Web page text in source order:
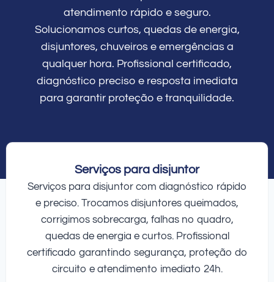
atendimento rápido e seguro.
Solucionamos curtos, quedas de energia,
disjuntores, chuveiros e emergências a
qualquer hora. Profissional certificado,
diagnóstico preciso e resposta imediata
para garantir proteção e tranquilidade.
Serviços para disjuntor
Serviços para disjuntor com diagnóstico rápido
e preciso. Trocamos disjuntores queimados,
corrigimos sobrecarga, falhas no quadro,
quedas de energia e curtos. Profissional
certificado garantindo segurança, proteção do
circuito e atendimento imediato 24h.